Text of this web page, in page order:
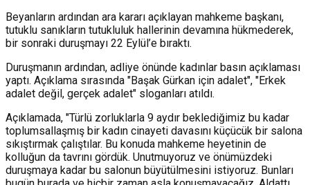
Beyanların ardından ara kararı açıklayan mahkeme başkanı,
tutuklu sanıkların tutukluluk hallerinin devamına hükmederek,
bir sonraki duruşmayı 22 Eylül’e bıraktı.
Duruşmanın ardından, adliye önünde kadınlar basın açıklaması
yaptı. Açıklama sırasında "Başak Gürkan için adalet", "Erkek
adalet değil, gerçek adalet" sloganları atıldı.
Açıklamada, "Türlü zorluklarla 9 aydır beklediğimiz bu kadar
toplumsallaşmış bir kadın cinayeti davasını küçücük bir salona
sıkıştırmak çalıştılar. Bu konuda mahkeme heyetinin de
kolluğun da tavrını gördük. Unutmuyoruz ve önümüzdeki
duruşmaya kadar bu salonun büyütülmesini istiyoruz. Bunları